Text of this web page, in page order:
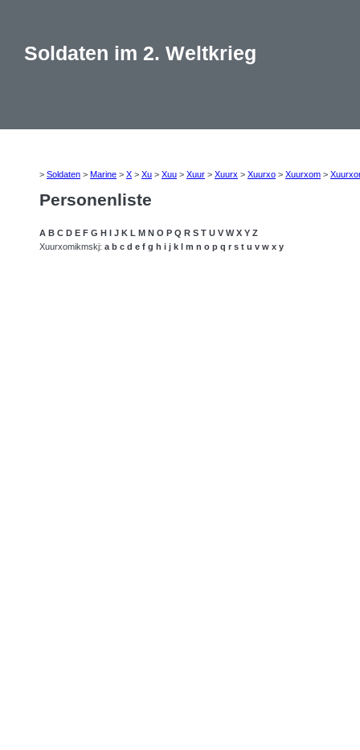
Soldaten im 2. Weltkrieg
> Soldaten > Marine > X > Xu > Xuu > Xuur > Xuurx > Xuurxo > Xuurxom >
Personenliste
A B C D E F G H I J K L M N O P Q R S T U V W X Y Z
Xuurxomikmskj: a b c d e f g h i j k l m n o p q r s t u v w x y